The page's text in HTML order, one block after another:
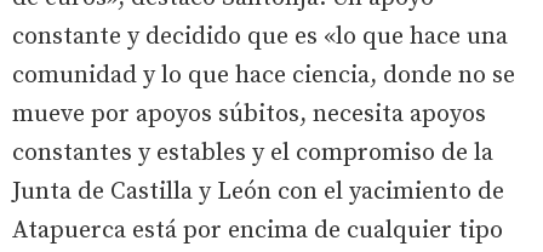
constante y decidido que es «lo que hace una
comunidad y lo que hace ciencia, donde no se
mueve por apoyos súbitos, necesita apoyos
constantes y estables y el compromiso de la
Junta de Castilla y León con el yacimiento de
Atapuerca está por encima de cualquier tipo